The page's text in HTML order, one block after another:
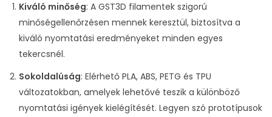
Kiváló minőség: A GST3D filamentek szigorú
minőségellenőrzésen mennek keresztül, biztosítva a
kiváló nyomtatási eredményeket minden egyes
tekercsnél.
Sokoldalúság: Elérhető PLA, ABS, PETG és TPU
változatokban, amelyek lehetővé teszik a különböző
nyomtatási igények kielégítését. Legyen szó prototípusok